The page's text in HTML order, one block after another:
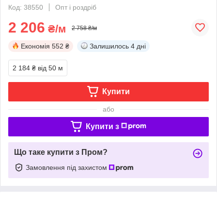
Код: 38550
Опт і роздріб
2 206 ₴/м 2 758 ₴/м
Економія 552 ₴ Залишилось 4 дні
2 184 ₴ від 50 м
Купити
або
Купити з
Що таке купити з Пром?
Замовлення під захистом